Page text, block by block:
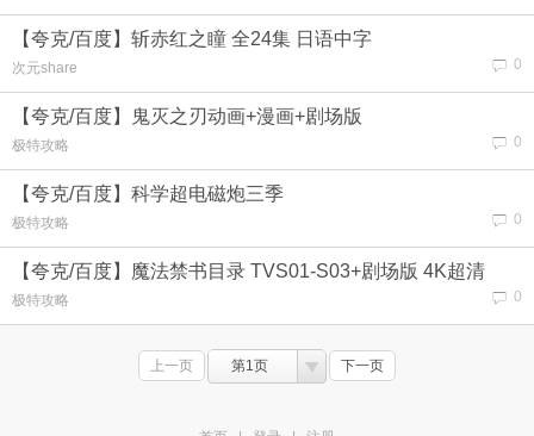
【夸克/百度】斩赤红之瞳 全24集 日语中字
次元share 0
【夸克/百度】鬼灭之刃动画+漫画+剧场版
极特攻略 0
【夸克/百度】科学超电磁炮三季
极特攻略 0
【夸克/百度】魔法禁书目录 TVS01-S03+剧场版 4K超清
极特攻略 0
上一页 第1页 下一页